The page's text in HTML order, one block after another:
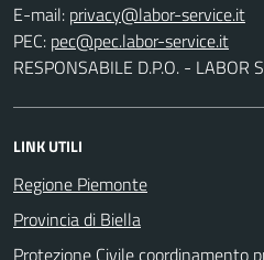
E-mail:
PEC:
RESPONSABILE D.P.O. - LABOR
LINK UTILI
Regione Piemonte
Provincia di Biella
Protezione Civile coordinamento